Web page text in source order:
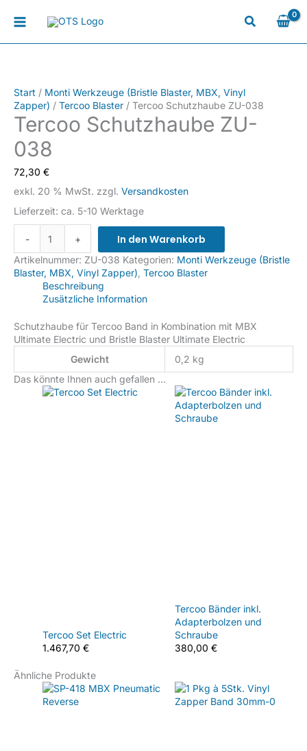
Inhalt
Start / Monti Werkzeuge (Bristle Blaster, MBX, Vinyl
Zapper) / Tercoo Blaster / Tercoo Schutzhaube ZU-038
Tercoo Schutzhaube ZU-
038
72,30 €
exkl. 20 % MwSt. zzgl. Versandkosten
Lieferzeit: ca. 5-10 Werktage
-
Schutzhaube
ZU-
038
Menge
+ In den Warenkorb
Artikelnummer: ZU-038 Kategorien: Monti Werkzeuge (Bristle
Blaster, MBX, Vinyl Zapper) Tercoo Blaster
Beschreibung
Zusätzliche Information
Schutzhaube für Tercoo Band in Kombination mit MBX
Ultimate Electric und Bristle Blaster Ultimate Electric
Gewicht
0,2 kg
Das könnte Ihnen auch gefallen …
Tercoo Set Electric
1.467,70 €
Tercoo Bänder inkl.
Adapterbolzen und
Schraube
380,00 €
Ähnliche Produkte